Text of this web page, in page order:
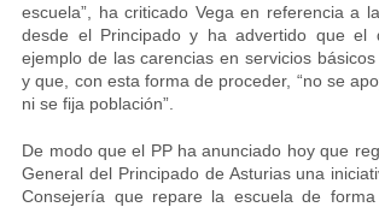
escuela”, ha criticado Vega en referencia a
desde el Principado y ha advertido que el
ejemplo de las carencias en servicios
y que, con esta forma de proceder, “no se
ni se fija población”.
De modo que el PP ha anunciado hoy que
General del Principado de Asturias una
Consejería que repare la escuela de forma